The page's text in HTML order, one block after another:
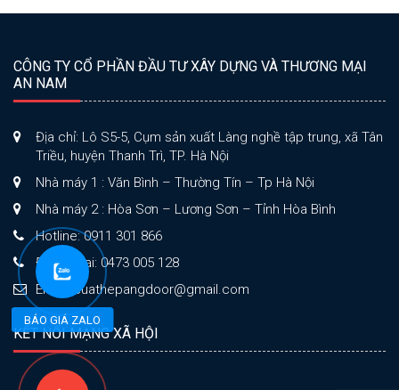
CÔNG TY CỔ PHẦN ĐẦU TƯ XÂY DỰNG VÀ THƯƠNG MẠI
AN NAM
Địa chỉ: Lô S5-5, Cụm sản xuất Làng nghề tập trung, xã Tân
Triều, huyện Thanh Trì, TP. Hà Nội
Nhà máy 1 : Văn Bình – Thường Tín – Tp Hà Nội
Nhà máy 2 : Hòa Sơn – Lương Sơn – Tỉnh Hòa Bình
Hotline: 0911 301 866
Điện thoại: 0473 005 128
Email: cuathepangdoor@gmail.com
KẾT NỐI MẠNG XÃ HỘI
BÁO GIÁ ZALO